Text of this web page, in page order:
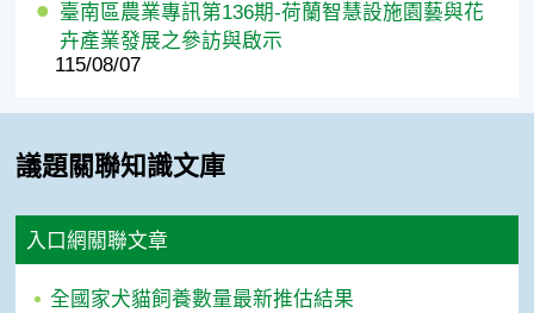
臺南區農業專訊第136期-荷蘭智慧設施園藝與花
卉產業發展之參訪與啟示
115/08/07
議題關聯知識文庫
入口網關聯文章
全國家犬貓飼養數量最新推估結果